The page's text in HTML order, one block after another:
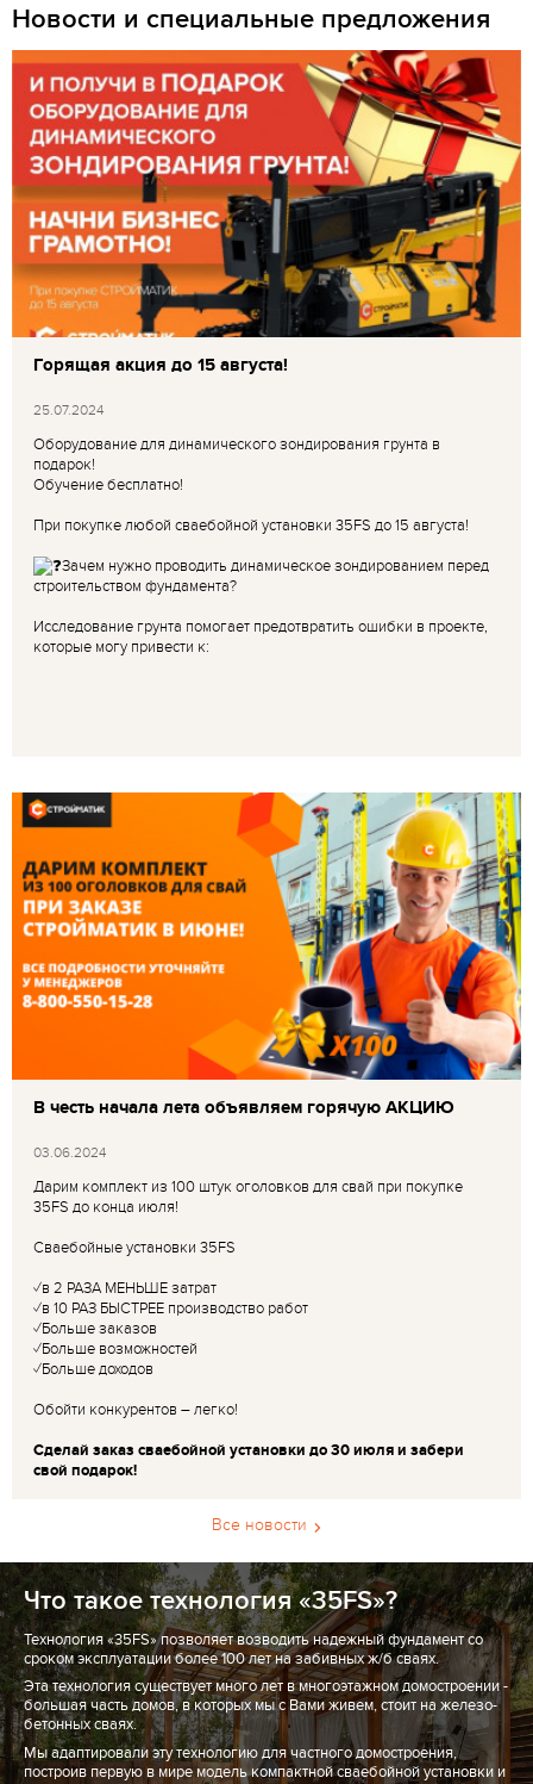
Новости и специальные предложения
Горящая акция до 15 августа!
25.07.2024
Оборудование для динамического зондирования грунта в
подарок!
Обучение бесплатно!
При покупке любой сваебойной установки 35FS до 15 августа!
Зачем нужно проводить динамическое зондированием перед
строительством фундамента?
Исследование грунта помогает предотвратить ошибки в проекте,
которые могу привести к:
В честь начала лета объявляем горячую АКЦИЮ
03.06.2024
Дарим комплект из 100 штук оголовков для свай при покупке
35FS до конца июля!
Сваебойные установки 35FS
✓в 2 РАЗА МЕНЬШЕ затрат
✓в 10 РАЗ БЫСТРЕЕ производство работ
✓Больше заказов
✓Больше возможностей
✓Больше доходов
Обойти конкурентов – легко!
Сделай заказ сваебойной установки до 30 июля и забери
свой подарок!
Все новости
Что такое технология «35FS»?
Технология «35FS» позволяет возводить надежный фундамент со
сроком эксплуатации более 100 лет на забивных ж/б сваях.
Эта технология существует много лет в многоэтажном домостроении -
большая часть домов, в которых мы с Вами живем, стоит на железо-
бетонных сваях.
Мы адаптировали эту технологию для частного домостроения,
построив первую в мире модель компактной сваебойной установки и